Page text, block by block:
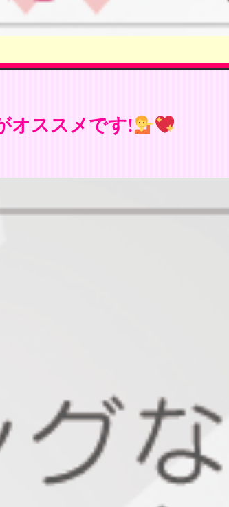
オススメです!